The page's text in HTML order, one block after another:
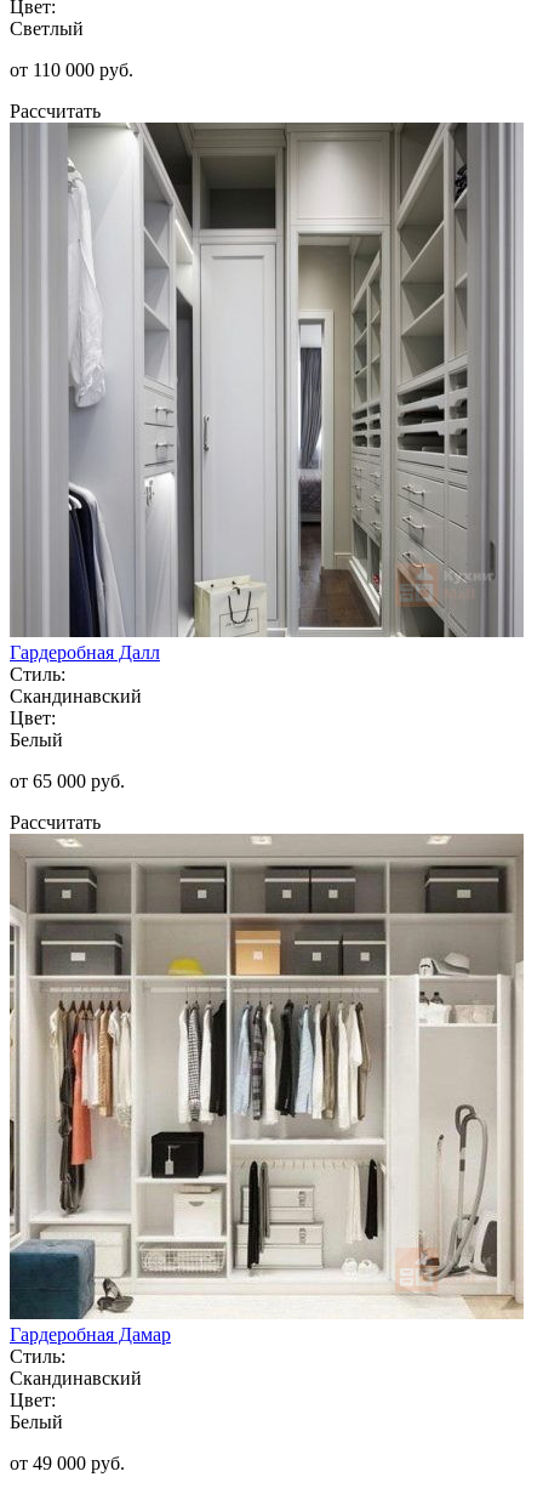
Цвет:
Светлый
от 110 000 руб.
Рассчитать
Гардеробная Далл
Стиль:
Скандинавский
Цвет:
Белый
от 65 000 руб.
Рассчитать
Гардеробная Дамар
Стиль:
Скандинавский
Цвет:
Белый
от 49 000 руб.